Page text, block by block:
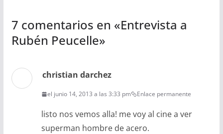
7 comentarios en «Entrevista a
Rubén Peucelle»
christian darchez
el junio 14, 2013 a las 3:33 pm Enlace permanente
listo nos vemos alla! me voy al cine a ver
superman hombre de acero.